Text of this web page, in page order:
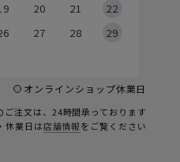
20 21
22
27 28
29
オンラインショップ休業日
注文は、24時間承っております
休業日は店舗情報をご覧ください